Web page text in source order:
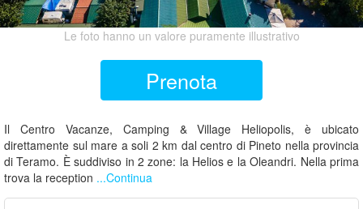
Le foto hanno un valore puramente illustrativo
Prenota
Il Centro Vacanze, Camping & Village Heliopolis, è ubicato
direttamente sul mare a soli 2 km dal centro di Pineto nella provincia
di Teramo. È suddiviso in 2 zone: la Helios e la Oleandri. Nella prima
trova la reception ...Continua